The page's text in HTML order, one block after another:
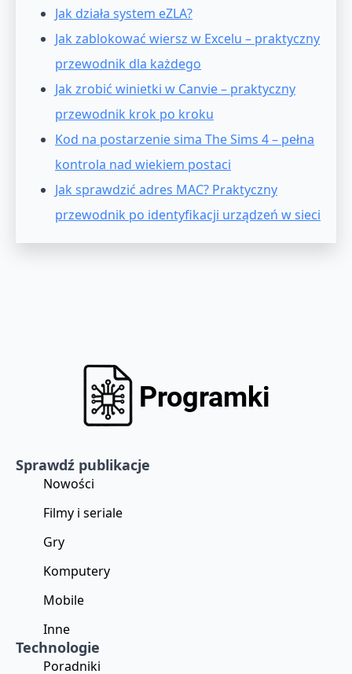
Jak działa system eZLA?
Jak zablokować wiersz w Excelu – praktyczny
przewodnik dla każdego
Jak zrobić winietki w Canvie – praktyczny
przewodnik krok po kroku
Kod na postarzenie sima The Sims 4 – pełna
kontrola nad wiekiem postaci
Jak sprawdzić adres MAC? Praktyczny
przewodnik po identyfikacji urządzeń w sieci
Sprawdź publikacje
Nowości
Filmy i seriale
Gry
Komputery
Mobile
Inne
Technologie
Poradniki